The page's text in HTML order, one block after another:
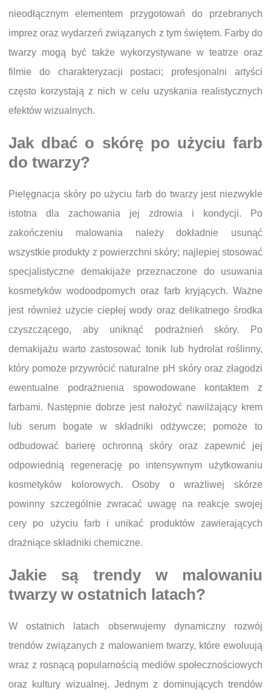
nieodłącznym elementem przygotowań do przebranych
imprez oraz wydarzeń związanych z tym świętem. Farby do
twarzy mogą być także wykorzystywane w teatrze oraz
filmie do charakteryzacji postaci; profesjonalni artyści
często korzystają z nich w celu uzyskania realistycznych
efektów wizualnych.
Jak dbać o skórę po użyciu farb
do twarzy?
Pielęgnacja skóry po użyciu farb do twarzy jest niezwykle
istotna dla zachowania jej zdrowia i kondycji. Po
zakończeniu malowania należy dokładnie usunąć
wszystkie produkty z powierzchni skóry; najlepiej stosować
specjalistyczne demakijaże przeznaczone do usuwania
kosmetyków wodoodpornych oraz farb kryjących. Ważne
jest również użycie ciepłej wody oraz delikatnego środka
czyszczącego, aby uniknąć podrażnień skóry. Po
demakijażu warto zastosować tonik lub hydrolat roślinny,
który pomoże przywrócić naturalne pH skóry oraz złagodzi
ewentualne podrażnienia spowodowane kontaktem z
farbami. Następnie dobrze jest nałożyć nawilżający krem
lub serum bogate w składniki odżywcze; pomoże to
odbudować barierę ochronną skóry oraz zapewnić jej
odpowiednią regenerację po intensywnym użytkowaniu
kosmetyków kolorowych. Osoby o wrażliwej skórze
powinny szczególnie zwracać uwagę na reakcje swojej
cery po użyciu farb i unikać produktów zawierających
drażniące składniki chemiczne.
Jakie są trendy w malowaniu
twarzy w ostatnich latach?
W ostatnich latach obserwujemy dynamiczny rozwój
trendów związanych z malowaniem twarzy, które ewoluują
wraz z rosnącą popularnością mediów społecznościowych
oraz kultury wizualnej. Jednym z dominujących trendów